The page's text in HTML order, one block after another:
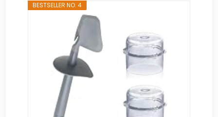
BESTSELLER NO. 4